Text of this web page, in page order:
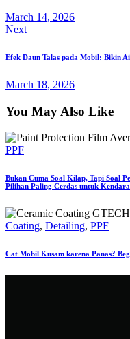
March 14, 2026
Next
Efek Daun Talas pada Mobil: Bikin
March 18, 2026
You May Also Like
PPF
Bukan Cuma Soal Kilap, Tapi Soal
Pilihan Paling Cerdas untuk
Coating, Detailing, PPF
Cat Mobil Kusam karena Panas?